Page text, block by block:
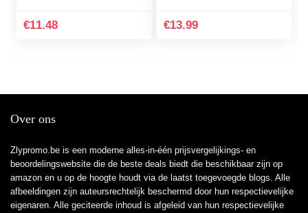
Horlogeband
€11.48
Vervangende band
€13.99
Over ons
Zlypromo.be is een moderne alles-in-één prijsvergelijkings- en
beoordelingswebsite die de beste deals biedt die beschikbaar zijn op
amazon en u op de hoogte houdt via de laatst toegevoegde blogs. Alle
afbeeldingen zijn auteursrechtelijk beschermd door hun respectievelijke
eigenaren. Alle geciteerde inhoud is afgeleid van hun respectievelijke